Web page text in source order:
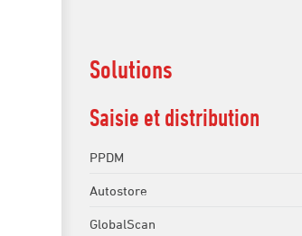
Solutions
Saisie et distribution
PPDM
Autostore
GlobalScan